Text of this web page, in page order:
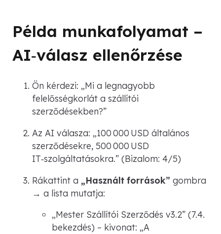
Példa munkafolyamat –
AI‑válasz ellenőrzése
Ön kérdezi: „Mi a legnagyobb
felelősségkorlát a szállítói
szerződésekben?”
Az AI válasza: „100 000 USD általános
szerződésekre, 500 000 USD
IT‑szolgáltatásokra.” (Bizalom: 4/5)
Rákattint a „Használt források” gombra
→ a lista mutatja:
„Mester Szállítói Szerződés v3.2” (7.4.
bekezdés) – kivonat: „A